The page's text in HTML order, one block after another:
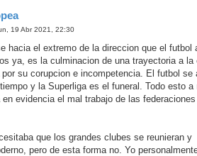
19 Abr 2021, 22:30
hacia el extremo de la direccion que el futbol
ya, es la culminacion de una trayectoria a la
su corupcion e incompetencia. El futbol se
y la Superliga es el funeral. Todo esto a
evidencia el mal trabajo de las federaciones
que los grandes clubes se reunieran y
pero de esta forma no. Yo